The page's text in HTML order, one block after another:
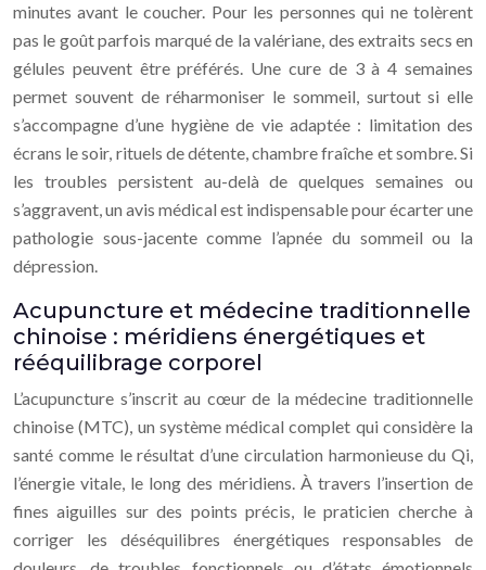
minutes avant le coucher. Pour les personnes qui ne tolèrent
pas le goût parfois marqué de la valériane, des extraits secs en
gélules peuvent être préférés. Une cure de 3 à 4 semaines
permet souvent de réharmoniser le sommeil, surtout si elle
s’accompagne d’une hygiène de vie adaptée : limitation des
écrans le soir, rituels de détente, chambre fraîche et sombre. Si
les troubles persistent au-delà de quelques semaines ou
s’aggravent, un avis médical est indispensable pour écarter une
pathologie sous-jacente comme l’apnée du sommeil ou la
dépression.
Acupuncture et médecine traditionnelle
chinoise : méridiens énergétiques et
rééquilibrage corporel
L’acupuncture s’inscrit au cœur de la médecine traditionnelle
chinoise (MTC), un système médical complet qui considère la
santé comme le résultat d’une circulation harmonieuse du Qi,
l’énergie vitale, le long des méridiens. À travers l’insertion de
fines aiguilles sur des points précis, le praticien cherche à
corriger les déséquilibres énergétiques responsables de